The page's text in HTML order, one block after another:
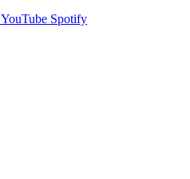
YouTube Spotify